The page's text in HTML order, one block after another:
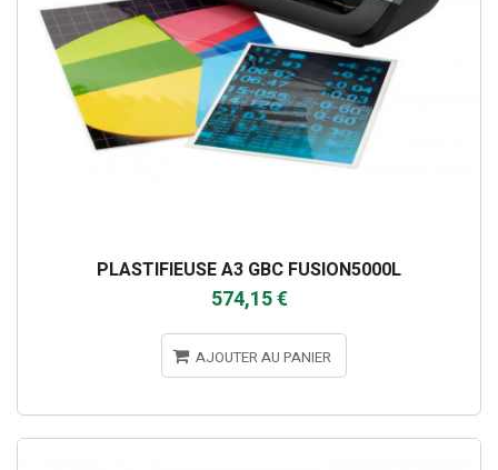
PLASTIFIEUSE A3 GBC FUSION5000L
574,15 €
AJOUTER AU PANIER